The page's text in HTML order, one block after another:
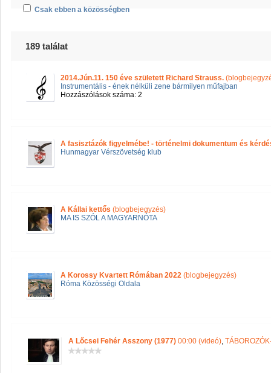
Csak ebben a közösségben
189 találat
2014.Jún.11. 150 éve született Richard Strauss.
Instrumentális - ének nélküli zene bármilyen műfajban
Hozzászólások száma: 2
A fasisztázók figyelmébe! - történelmi dokumentum és
Hunmagyar Vérszövetség klub
A Kállai kettős (blogbejegyzés)
MA IS SZÓL A MAGYARNÓTA
A Korossy Kvartett Rómában 2022 (blogbejegyzés)
Róma Közösségi Oldala
A Lőcsei Fehér Asszony (1977) 00:00 (videó),